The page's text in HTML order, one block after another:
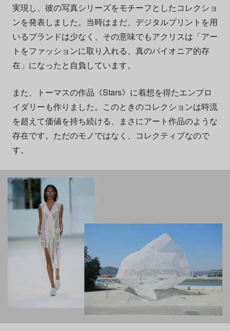
実現し、彼の写真シリーズをモチーフとしたコレクショ
ンを発表しました。当時はまだ、デジタルプリントを用
いるブランドは少なく、その意味でもアクリスは「アー
トをファッションに取り入れる、真のパイオニア的存
在」になったと自負しています。
また、トーマスの作品《Stars》に着想を得たエンブロ
イダリーも作りました。このときのコレクションは時流
を超えて価値を持ち続ける、まさにアート作品のような
存在です。ただのモノではなく、コレクティブなので
す。